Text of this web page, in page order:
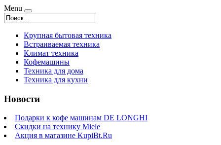
Menu
Крупная бытовая техника
Встраиваемая техника
Климат техника
Кофемашины
Техника для дома
Техника для кухни
Новости
Подарки к кофе машинам DE LONGHI
Скидки на технику Miele
Акция в магазине KupiBt.Ru